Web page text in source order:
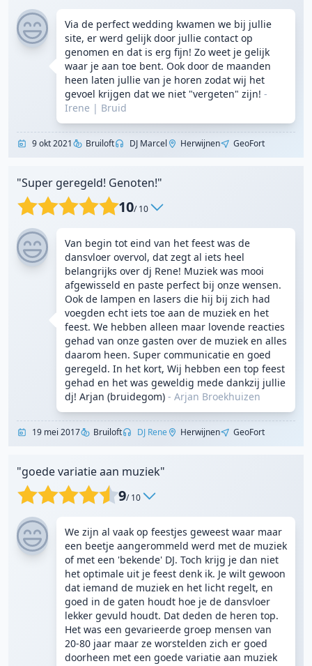
Via de perfect wedding kwamen we bij jullie
site, er werd gelijk door jullie contact op
genomen en dat is erg fijn! Zo weet je gelijk
waar je aan toe bent. Ook door de maanden
heen laten jullie van je horen zodat wij het
gevoel krijgen dat we niet "vergeten" zijn! -
Irene | Bruid
9 okt 2021 Bruiloft DJ Marcel Herwijnen GeoFort
"Super geregeld! Genoten!"
10/ 10
Van begin tot eind van het feest was de
dansvloer overvol, dat zegt al iets heel
belangrijks over dj Rene! Muziek was mooi
afgewisseld en paste perfect bij onze wensen.
Ook de lampen en lasers die hij bij zich had
voegden echt iets toe aan de muziek en het
feest. We hebben alleen maar lovende reacties
gehad van onze gasten over de muziek en alles
daarom heen. Super communicatie en goed
geregeld. In het kort, Wij hebben een top feest
gehad en het was geweldig mede dankzij jullie
dj! Arjan (bruidegom) - Arjan Broekhuizen
19 mei 2017 Bruiloft DJ Rene Herwijnen GeoFort
"goede variatie aan muziek"
9/ 10
We zijn al vaak op feestjes geweest waar maar
een beetje aangerommeld werd met de muziek
of met een 'bekende' DJ. Toch krijg je dan niet
het optimale uit je feest denk ik. Je wilt gewoon
dat iemand de muziek en het licht regelt, en
goed in de gaten houdt hoe je de dansvloer
lekker gevuld houdt. Dat deden de heren top.
Het was een gevarieerde groep mensen van
20-80 jaar maar ze worstelden zich er goed
doorheen met een goede variatie aan muziek